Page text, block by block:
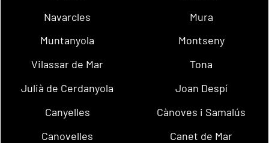
Navarcles
Mura
Muntanyola
Montseny
Vilassar de Mar
Tona
Julià de Cerdanyola
Joan Despí
Canyelles
Cànoves i Samalús
Canovelles
Canet de Mar